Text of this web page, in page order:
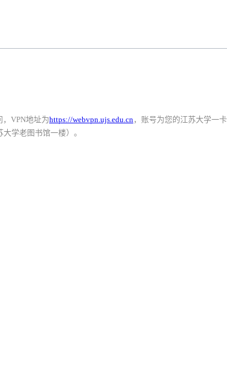
VPN地址为https://webvpn.ujs.edu.cn，账号为您的江苏大学一
学老图书馆一楼）。